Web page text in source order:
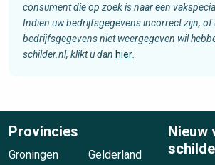
consument die op zoek is naar een
Indien uw bedrijfsgegevens incorrect zijn, of
bedrijfsgegevens niet weergegeven wil
schilder.nl, klikt u dan hier
Provincies
Groningen
Gelderland
Nieuw